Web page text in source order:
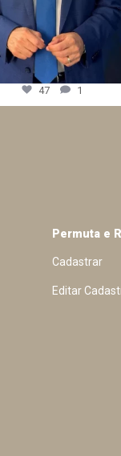
47 1
Permuta e
Cadastrar
Editar